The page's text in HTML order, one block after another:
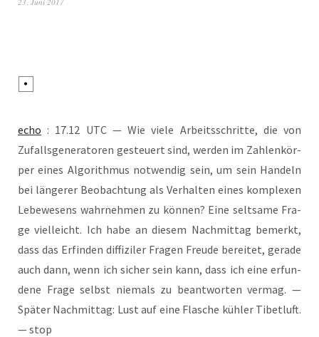
echo : 17.12 UTC — Wie vie­le Arbeits­schrit­te, die von
Zufalls­ge­nera­to­ren gesteu­ert sind, wer­den im Zah­len­kör­
per eines Algo­rith­mus not­wen­dig sein, um sein Han­deln
bei län­ge­rer Beob­ach­tung als Ver­hal­ten eines kom­ple­xen
Lebe­we­sens wahr­neh­men zu kön­nen? Eine selt­sa­me Fra­
ge viel­leicht. Ich habe an die­sem Nach­mit­tag bemerkt,
dass das Erfin­den dif­fi­zi­ler Fra­gen Freu­de berei­tet, gera­de
auch dann, wenn ich sicher sein kann, dass ich eine erfun­
de­ne Fra­ge selbst nie­mals zu beant­wor­ten ver­mag. —
Spä­ter Nach­mit­tag: Lust auf eine Fla­sche küh­ler Tibet­luft.
— stop